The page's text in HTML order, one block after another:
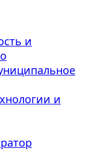
и
и